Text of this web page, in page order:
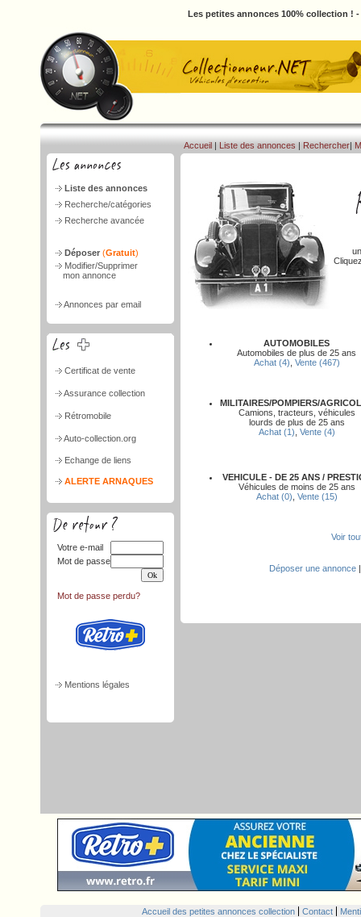
Les petites annonces 100% collection !
Liste des annonces
Recherche/catégories
Recherche avancée
Déposer (Gratuit)
Modifier/Supprimer
mon annonce
Annonces par email
Certificat de vente
Assurance collection
Rétromobile
Auto-collection.org
Echange de liens
ALERTE ARNAQUES
Votre e-mail
Mot de passe
Mot de passe perdu?
Mentions légales
Accueil | Liste des annonces | Rechercher|
AUTOMOBILES
Automobiles de plus de 25 ans
Achat (4) Vente (467)
MILITAIRES/POMPIERS/
Camions, tracteurs, véhicules
lourds de plus de 25 ans
Achat (1) Vente (4)
VEHICULE - DE 25 ANS /
Véhicules de moins de 25 ans
Achat (0) Vente (15)
Voir
Déposer une annonce
Accueil des petites annonces collection Contact